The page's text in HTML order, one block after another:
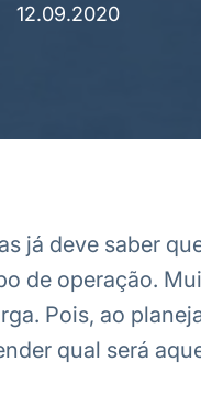
12.09.2020
já deve saber
de operação.
Pois, ao
qual será